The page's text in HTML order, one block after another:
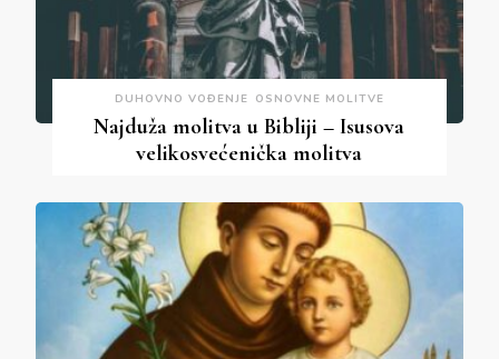
DUHOVNO VOĐENJE OSNOVNE MOLITVE
Najduža molitva u Bibliji – Isusova
velikosvećenička molitva